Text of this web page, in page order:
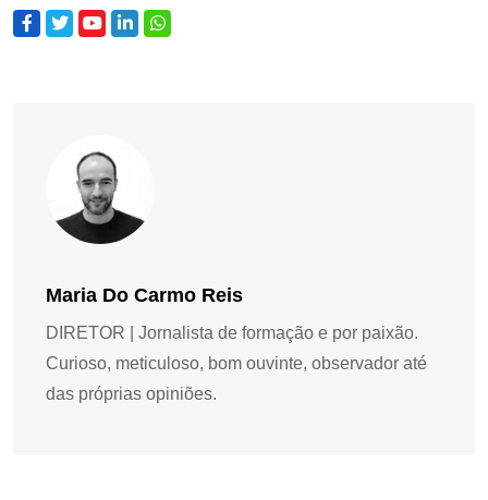
Maria Do Carmo Reis
DIRETOR | Jornalista de formação e por paixão.
Curioso, meticuloso, bom ouvinte, observador até
das próprias opiniões.